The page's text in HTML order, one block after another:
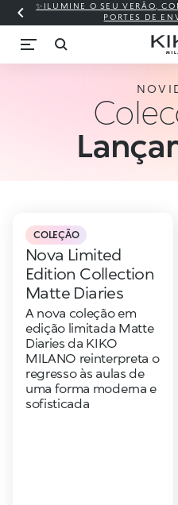
✨ILUMINE O SEU VERÃO,
PORTES DE
COLEÇÃO
Nova Limited
Edition Collection
Matte Diaries
A nova coleção em
edição limitada Matte
Diaries da KIKO
MILANO reinterpreta o
regresso às aulas de
uma forma moderna e
sofisticada